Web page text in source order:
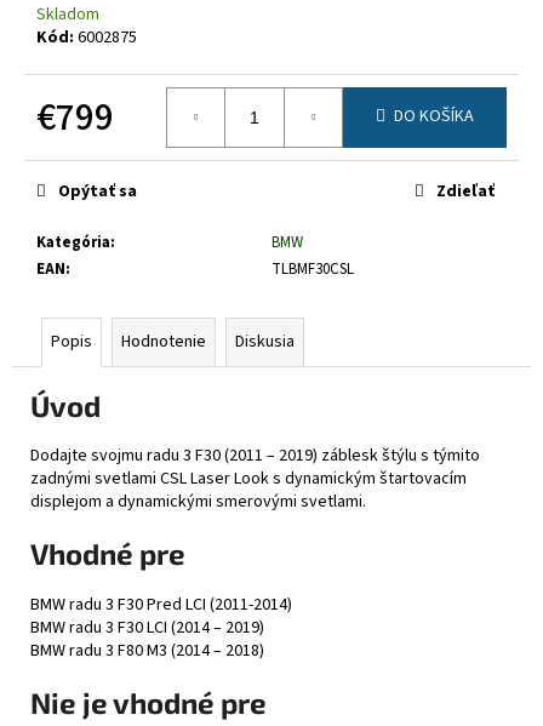
Skladom
Kód: 6002875
€799
cena:
DO KOŠÍKA
Kategória:
BMW
EAN: TLBMF30CSL
Opýtať sa Zdieľať
Popis Hodnotenie Diskusia
Úvod
Dodajte svojmu radu 3 F30 (2011 – 2019) záblesk štýlu s týmito
zadnými svetlami CSL Laser Look s dynamickým štartovacím
displejom a dynamickými smerovými svetlami.
Vhodné pre
BMW radu 3 F30 Pred LCI (2011-2014)
BMW radu 3 F30 LCI (2014 – 2019)
BMW radu 3 F80 M3 (2014 – 2018)
Nie je vhodné pre
O
d
p
ú
m